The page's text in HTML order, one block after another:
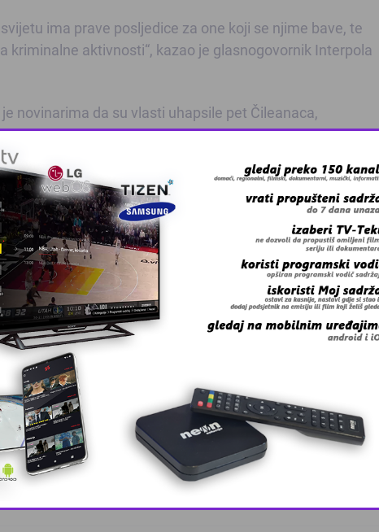
ima prave posljedice za one koji se njime bave, te
kriminalne aktivnosti“, kazao je glasnogovornik Interpola
novinarima da su vlasti uhapsile pet Čileanaca,
Kolumbijca.
se brane sa slobode.
u Bugarskoj i Češkoj Republici.
u tekstu?